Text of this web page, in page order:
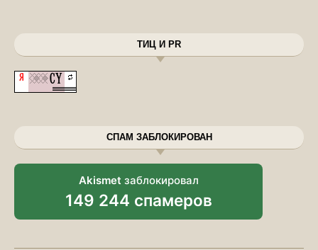
ТИЦ И PR
СПАМ ЗАБЛОКИРОВАН
Akismet заблокировал
149 244 спамеров